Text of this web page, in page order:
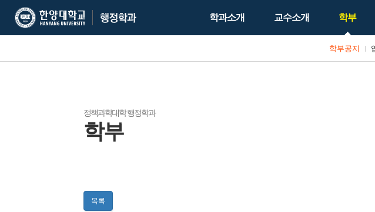
한
양
대
양
대
학
과
학과소개 교수소개 학부
학부공지
정책과학대학 행정학과
학부
목록